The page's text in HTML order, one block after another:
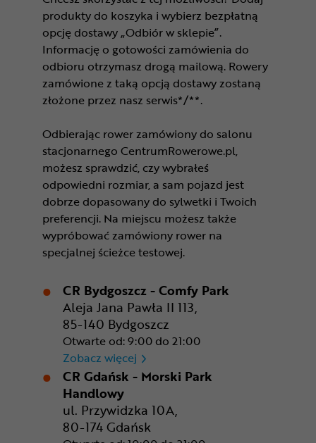
produkty do koszyka i wybierz bezpłatną
opcję dostawy „Odbiór w sklepie”.
Informację o gotowości zamówienia do
odbioru otrzymasz drogą mailową. Rowery
zamówione z taką opcją dostawy zostaną
złożone przez nasz serwis*/**.
Odbierając rower zamówiony do salonu
stacjonarnego CentrumRowerowe.pl,
możesz sprawdzić, czy wybrałeś
odpowiedni rozmiar, a sam pojazd jest
dobrze dopasowany do sylwetki i Twoich
preferencji. Na miejscu możesz także
wypróbować zamówiony rower na
specjalnej ścieżce testowej.
CR Bydgoszcz - Comfy Park
Aleja Jana Pawła II 113,
85-140 Bydgoszcz
Otwarte od: 9:00 do 21:00
Zobacz więcej CR Bydgoszcz - Comfy Park
CR Gdańsk - Morski Park
Handlowy
ul. Przywidzka 10A,
80-174 Gdańsk